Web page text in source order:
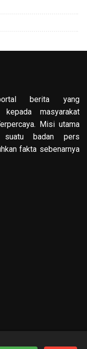
berita yang
kepada masyarakat
Misi utama
suatu badan pers
fakta sebenarnya